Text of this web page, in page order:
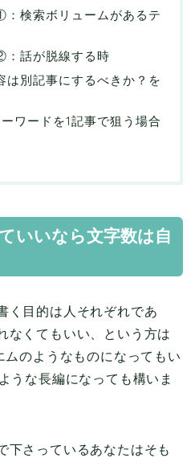
検索ボリュームがあるテ
話が脱線する時
は別記事にするべきか？を
ワードを1記事で狙う場合
いいなら文字数は自
く目的は人それぞれであ
なくてもいい、という方は
のようなものになってもい
うな長編になっても構いま
下さっているあなたはそも